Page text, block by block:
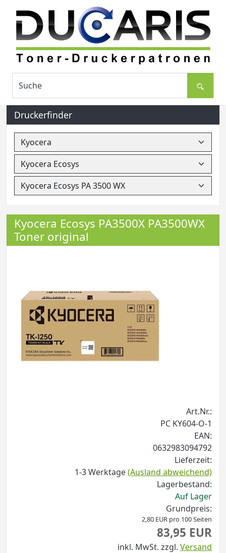
Druckerfinder
Kyocera Ecosys PA3500X PA3500WX
Toner original
Art.Nr.:
PC KY604-O-1
EAN:
0632983094792
Lieferzeit:
1-3 Werktage(Ausland abweichend)
Lagerbestand:
Auf Lager
Grundpreis:
2,80 EUR pro 100 Seiten
83,95 EUR
inkl. MwSt. zzgl. Versand